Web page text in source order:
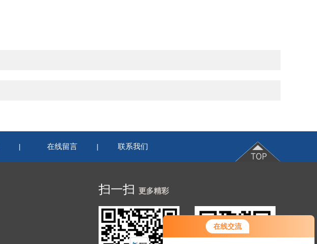
在线交流
您好！欢迎前来咨询，很高兴为您
服务，请问您要咨询什么问题呢？
| 在线留言 | 联系我们
扫一扫 更多精彩